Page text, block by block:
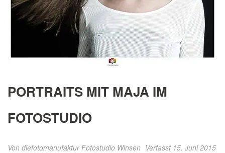
PORTRAITS MIT MAJA IM
FOTOSTUDIO
Von diefotomanufaktur Fotostudio Winsen Verfasst 15. Juni 2015